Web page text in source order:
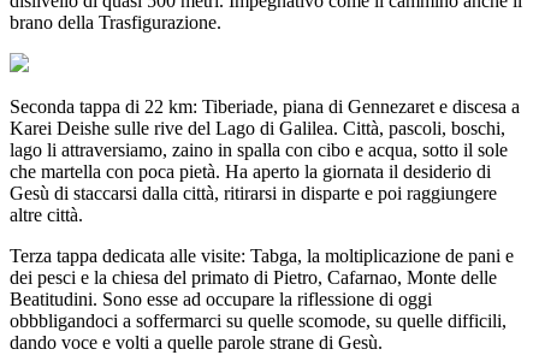
brano della Trasfigurazione.
Seconda tappa di 22 km: Tiberiade, piana di Gennezaret e discesa a
Karei Deishe sulle rive del Lago di Galilea. Città, pascoli, boschi,
lago li attraversiamo, zaino in spalla con cibo e acqua, sotto il sole
che martella con poca pietà. Ha aperto la giornata il desiderio di
Gesù di staccarsi dalla città, ritirarsi in disparte e poi raggiungere
altre città.
Terza tappa dedicata alle visite: Tabga, la moltiplicazione de pani e
dei pesci e la chiesa del primato di Pietro, Cafarnao, Monte delle
Beatitudini. Sono esse ad occupare la riflessione di oggi
obbbligandoci a soffermarci su quelle scomode, su quelle difficili,
dando voce e volti a quelle parole strane di Gesù.